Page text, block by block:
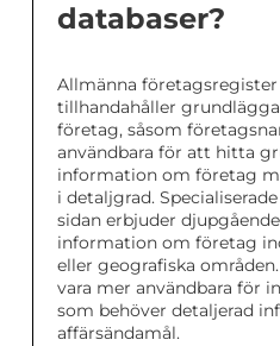
databaser?
Allmänna
tillhandahåller
företag, såsom
användbara för att hitta
information om företag
i detaljgrad.
sidan erbjuder
information om företag
eller geografiska
vara mer användbara för
som behöver detaljerad
affärsändamål.